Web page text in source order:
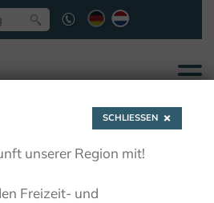
SCHLIESSEN
unserer Region mit!
Freizeit- und